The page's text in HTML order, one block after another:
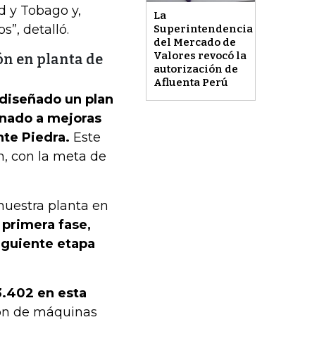
La
Superintendencia
del Mercado de
Valores revocó la
autorización de
Afluenta Perú
y Tobago y,
detalló.
en planta de
un plan
a mejoras
Piedra. Este
con la meta de
planta en
fase,
etapa
en esta
de máquinas